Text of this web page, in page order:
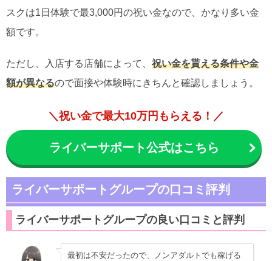
スクは1日体験で最3,000円の祝い金なので、かなり多い金
額です。
ただし、入店する店舗によって、 祝い金を貰える条件や金
額が異なるので面接や体験時にきちんと確認しましょう。
＼祝い金で最大10万円もらえる！／
ライバーサポート公式はこちら
ライバーサポートグループの口コミ評判
ライバーサポートグループの良い口コミと評判
最初は不安だったので、ノンアダルトでも稼げる